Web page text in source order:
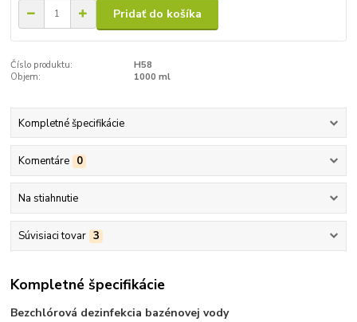
Pridať do košíka
Číslo produktu:
H58
Objem:
1000 ml
Kompletné špecifikácie
Komentáre 0
Na stiahnutie
Súvisiaci tovar 3
Kompletné špecifikácie
Bezchlórová dezinfekcia bazénovej vody